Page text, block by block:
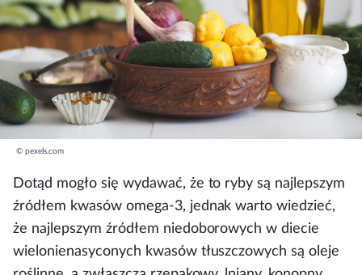
© pexels.com
Dotąd mogło się wydawać, że to ryby są najlepszym
źródłem kwasów omega-3, jednak warto wiedzieć,
że najlepszym źródłem niedoborowych w diecie
wielonienasyconych kwasów tłuszczowych są oleje